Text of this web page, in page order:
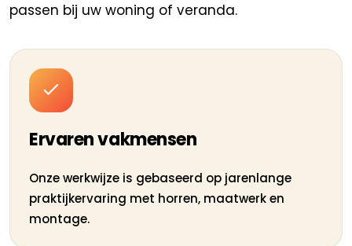
passen bij uw woning of veranda.
Ervaren vakmensen
Onze werkwijze is gebaseerd op jarenlange
praktijkervaring met horren, maatwerk en
montage.